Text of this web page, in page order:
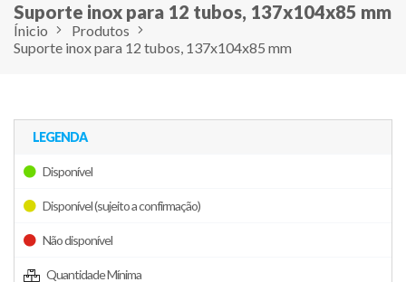
Suporte inox para 12 tubos, 137x104x85 mm
Ínicio
Produtos
Suporte inox para 12 tubos, 137x104x85 mm
LEGENDA
Disponível
Disponível (sujeito a confirmação)
Não disponível
Quantidade Mínima